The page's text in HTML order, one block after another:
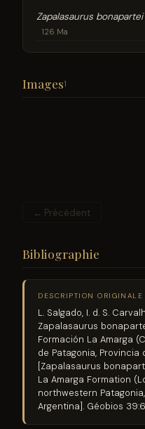
Zapalasaurus bonapartei
126 Ma
Images1
← Précédent
Bibliographie
DESCRIPTION ORIGINALE
L. Salgado, I. d. S.
Zapalasaurus
Formación La Amarga
de Patagonia, Provincia
[Zapalasaurus
La Amarga Formation
northwestern
Argentina]. Géobios